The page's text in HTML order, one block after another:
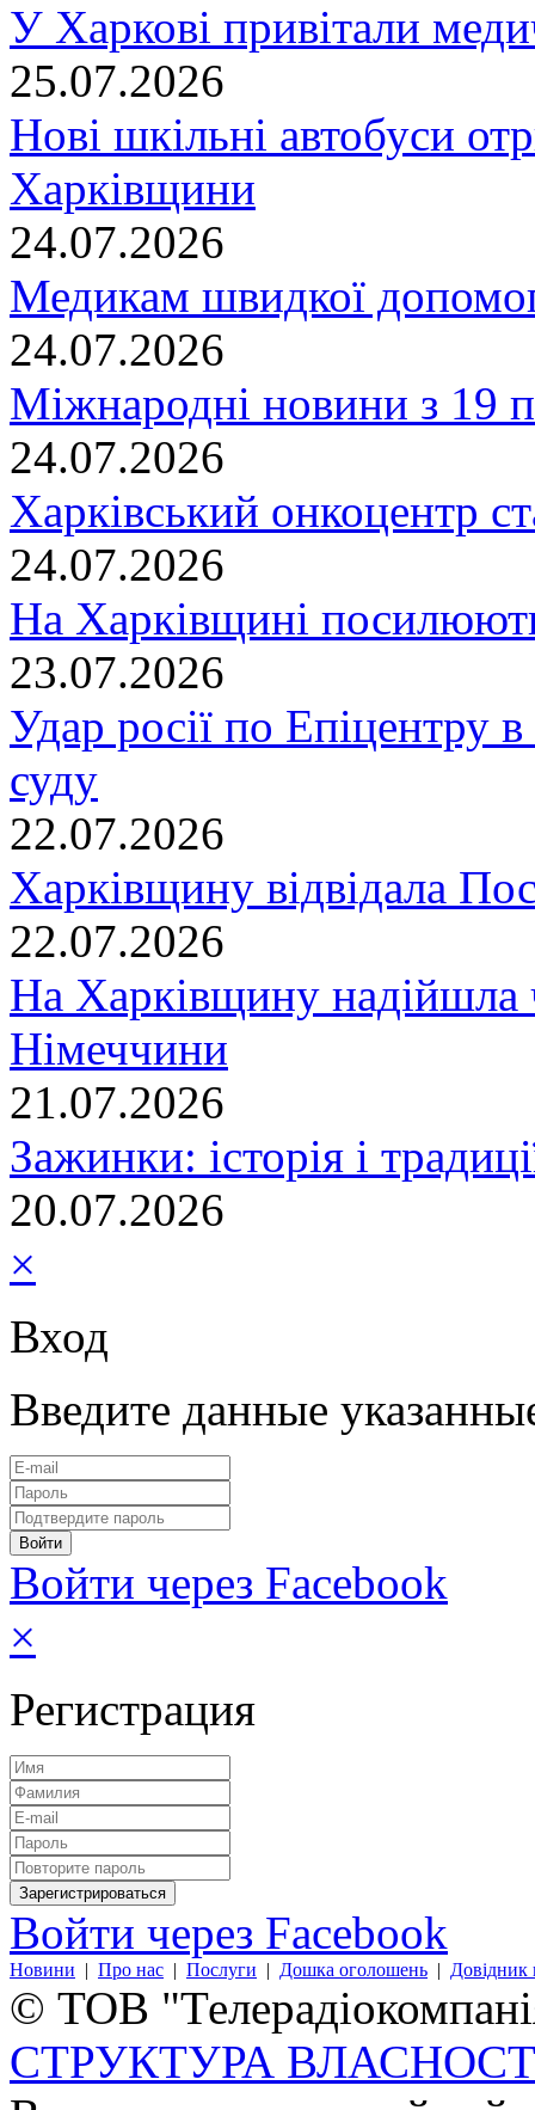
У Харкові привітали
25.07.2026
Нові шкільні автобуси
Харківщини
24.07.2026
Медикам швидкої
24.07.2026
Міжнародні новини з 19
24.07.2026
Харківський онкоцентр
24.07.2026
На Харківщині
23.07.2026
Удар росії по Епіцентру
суду
22.07.2026
Харківщину відвідала
22.07.2026
На Харківщину надійшла
Німеччини
21.07.2026
Зажинки: історія і
20.07.2026
×
Вход
Введите данные
Войти через Facebook
×
Регистрация
Войти через Facebook
Новини | Про нас | Послуги | Дошка оголошень | Довідник
© ТОВ
СТРУКТУРА